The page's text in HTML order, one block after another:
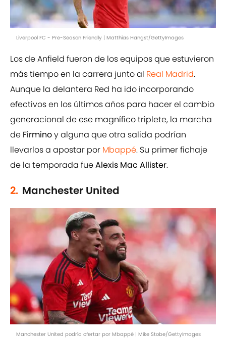
Liverpool FC - Pre-Season Friendly | Matthias Hangst/GettyImages
Los de Anfield fueron de los equipos que estuvieron
más tiempo en la carrera junto al Real Madrid.
Aunque la delantera Red ha ido incorporando
efectivos en los últimos años para hacer el cambio
generacional de ese magnífico triplete, la marcha
de Firminoy alguna que otra salida podrían
llevarlos a apostar por Mbappé. Su primer fichaje
de la temporada fueAlexis Mac Allister.
2. Manchester United
Manchester United podría ofertar por Mbappé | Mike Stobe/GettyImages